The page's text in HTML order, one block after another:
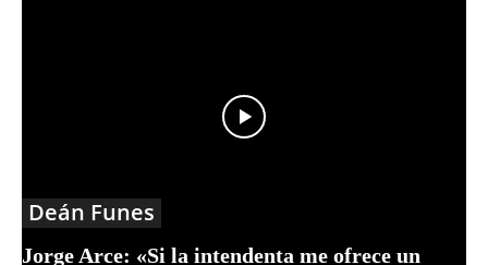
Deán Funes
Jorge Arce: «Si la intendenta me ofrece un